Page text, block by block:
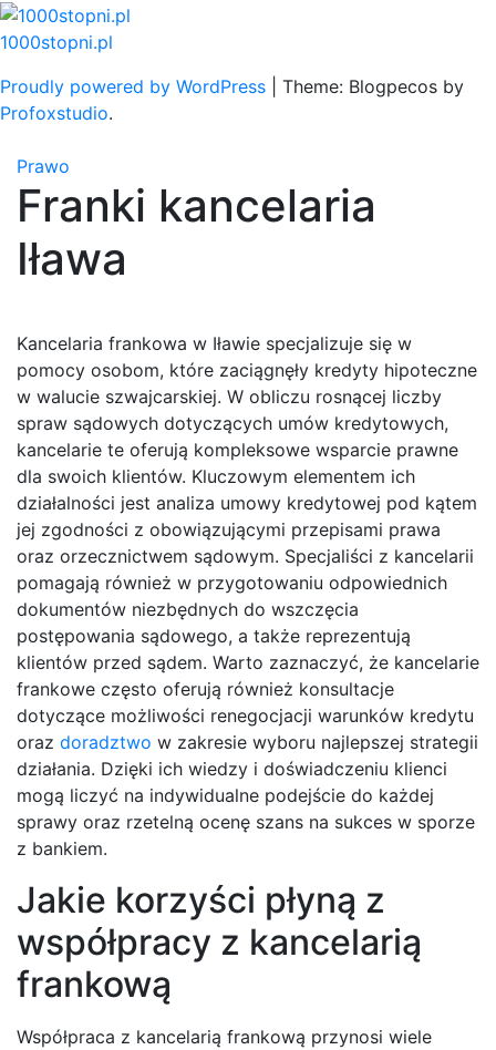
Skip
to
1000stopni.pl
Proudly powered by WordPress
Theme: Blogpecos by
Profoxstudio.
Prawo
Franki kancelaria
Iława
Kancelaria frankowa w Iławie specjalizuje się w
pomocy osobom, które zaciągnęły kredyty hipoteczne
w walucie szwajcarskiej. W obliczu rosnącej liczby
spraw sądowych dotyczących umów kredytowych,
kancelarie te oferują kompleksowe wsparcie prawne
dla swoich klientów. Kluczowym elementem ich
działalności jest analiza umowy kredytowej pod kątem
jej zgodności z obowiązującymi przepisami prawa
oraz orzecznictwem sądowym. Specjaliści z kancelarii
pomagają również w przygotowaniu odpowiednich
dokumentów niezbędnych do wszczęcia
postępowania sądowego, a także reprezentują
klientów przed sądem. Warto zaznaczyć, że kancelarie
frankowe często oferują również konsultacje
dotyczące możliwości renegocjacji warunków kredytu
oraz doradztwo w zakresie wyboru najlepszej strategii
działania. Dzięki ich wiedzy i doświadczeniu klienci
mogą liczyć na indywidualne podejście do każdej
sprawy oraz rzetelną ocenę szans na sukces w sporze
z bankiem.
Jakie korzyści płyną z
współpracy z kancelarią
frankową
Współpraca z kancelarią frankową przynosi wiele